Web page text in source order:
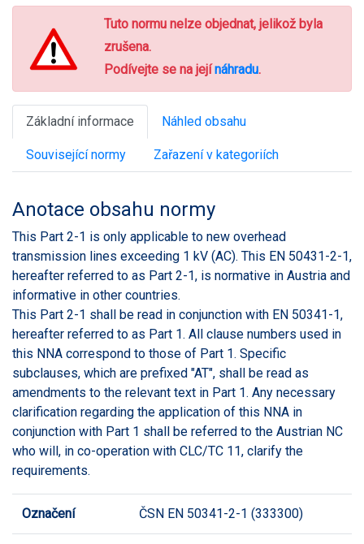
Tuto normu nelze objednat, jelikož byla
zrušena.
Podívejte se na jejínáhradu.
Základní informace Náhled obsahu
Související normy Zařazení v kategoriích
Anotace obsahu normy
This Part 2-1 is only applicable to new overhead
transmission lines exceeding 1 kV (AC). This EN 50431-2-1,
hereafter referred to as Part 2-1, is normative in Austria and
informative in other countries.
This Part 2-1 shall be read in conjunction with EN 50341-1,
hereafter referred to as Part 1. All clause numbers used in
this NNA correspond to those of Part 1. Specific
subclauses, which are prefixed "AT", shall be read as
amendments to the relevant text in Part 1. Any necessary
clarification regarding the application of this NNA in
conjunction with Part 1 shall be referred to the Austrian NC
who will, in co-operation with CLC/TC 11, clarify the
requirements.
Označení ČSN EN 50341-2-1 (333300)